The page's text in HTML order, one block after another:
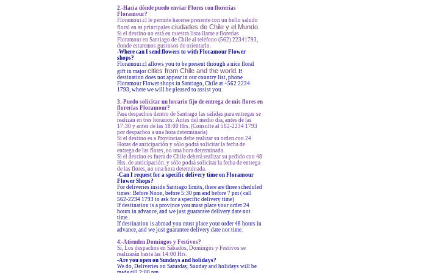
2.-Hacia dónde puedo enviar Flores con florerías
Floramour?
Floramour.cl le permite hacerse presente con un bello saludo
floral en as principales ciudades de Chile y el Mundo.
Si el destino no está en nuestra lista llame a florerías
Floramour en Santiago de Chile al teléfono (562) 22341793,
donde estaremos gustosos de orientarlo.
-Where can I send flowers to with Floramour Flower
shops?
Floramour.cl allows you to be present through a nice floral
gift in major cities from Chile and the world. If
destination does not appear in our country list, phone
Floramour Flower shops in Santiago, Chile at +562 2234
1793, where we will be pleased to assist you.
3.-Puedo solicitar un horario fijo de entrega de mis flores en
florerías Floramour?
Para despachos dentro de Santiago las salidas para entregas se
realizan en tres horarios: Antes del medio día, antes de las
17:30 y antes de las 18:00 Hrs. (Consulte al 562-2234 1793
por despachos a una hora determinada)
Si el destino es a Provincias debe realizar su orden con 24
Horas de anticipación y sólo podrá solicitar la fecha de
entrega de las flores, no una hora determinada.
Si el destino es fuera de Chile deberá realizar su pedido con 48
Hrs. de anticipación. y sólo podrá solicitar la fecha de entrega
de las flores, no una hora determinada.
-Can I request for a specific delivery time on Floramour
Flower Shops?
For deliveries inside Santiago limits, there are three scheduled
times: Before Noon, before 5:30 pm and before 7 pm ( call
562-2234 1793 to ask for a specific delivery time)
If destination is a province you must place your order 24
hours in advance, and we just guarantee delivery date not
time.
If destination is abroad you must place your order 48 hours in
advance, and we just guarantee delivery date not time.
4.-Atienden Domingos y Festivos?
Sí, Los despachos en Sábados, Domingos y Festivos se
realizarán hasta las 14:00 Hrs.
-Are you open on Sundays and holidays?
We do, Deliveries on Saturday, Sunday and holidays will be